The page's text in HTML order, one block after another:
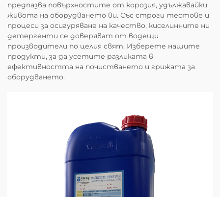
предпазва повърхностите от корозия, удължавайки
живота на оборудването ви. Със строги тестове и
процеси за осигуряване на качество, киселинните ни
детергенти се доверяват от водещи
производители по целия свят. Изберете нашите
продукти, за да усетите разликата в
ефективността на почистването и грижата за
оборудването.